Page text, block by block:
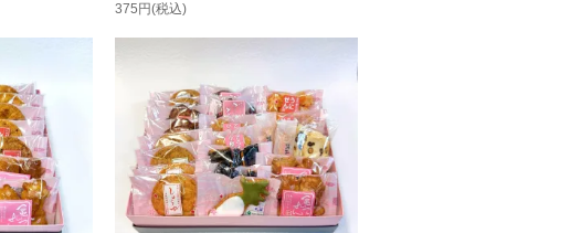
375円(税込)